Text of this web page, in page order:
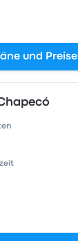
und Preise